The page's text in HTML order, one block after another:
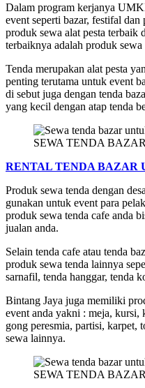
Dalam program kerjanya
event seperti bazar, festifal
produk sewa alat pesta terbaik
terbaiknya adalah produk sewa
Tenda merupakan alat pesta
penting terutama untuk event
di sebut juga dengan tenda
yang kecil dengan atap tenda
SEWA TENDA BAZAR
RENTAL TENDA BAZAR
Produk sewa tenda dengan
gunakan untuk event para
produk sewa tenda cafe anda
jualan anda.
Selain tenda cafe atau tenda
produk sewa tenda lainnya
sarnafil, tenda hanggar, tenda
Bintang Jaya juga memiliki
event anda yakni : meja,
gong peresmia, partisi, karpet,
sewa lainnya.
SEWA TENDA